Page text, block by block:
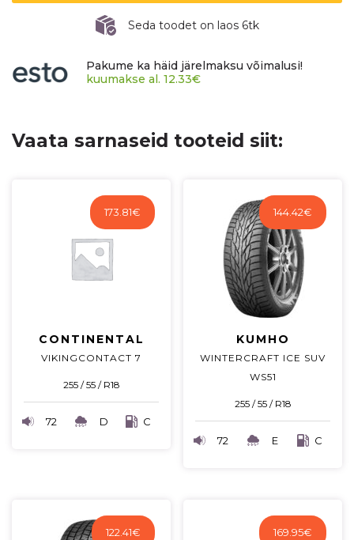
Seda toodet on laos 6tk
Pakume ka häid järelmaksu võimalusi!
kuumakse al. 12.33€
Vaata sarnaseid tooteid siit:
173.81€
CONTINENTAL
VIKINGCONTACT 7
255 / 55 / R18
72 D C
144.42€
KUMHO
WINTERCRAFT ICE SUV
WS51
255 / 55 / R18
72 E C
122.41€ 169.95€